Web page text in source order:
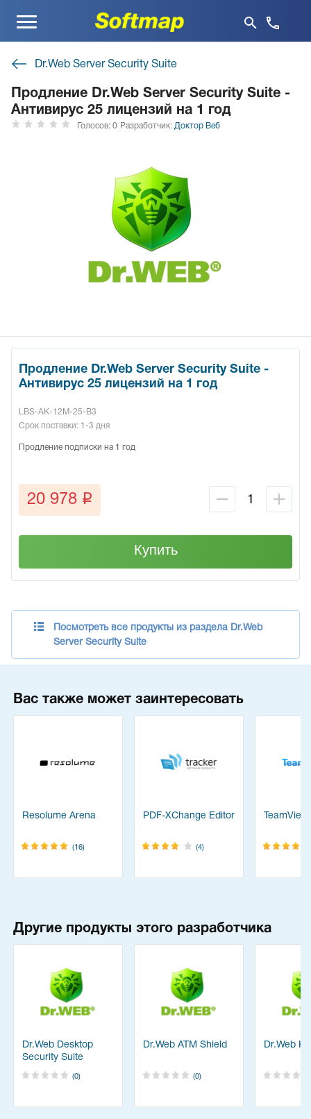
Меню
Dr.Web Server Security Suite
Продление Dr.Web Server Security Suite -
Антивирус 25 лицензий на 1 год
Голосов: 0 Разработчик: Доктор Веб
Продление Dr.Web Server Security Suite -
Антивирус 25 лицензий на 1 год
LBS-AK-12M-25-B3
Срок поставки: 1-3 дня
Продление подписки на 1 год
20 978 q
Купить
Посмотреть все продукты из раздела Dr.Web
Server Security Suite
Вас также может заинтересовать
Resolume Arena
(16)
PDF-XChange Editor
(4)
Другие продукты этого разработчика
Dr.Web Desktop
Security Suite
(0)
Dr.Web ATM Shield
(0)
Dr.Web